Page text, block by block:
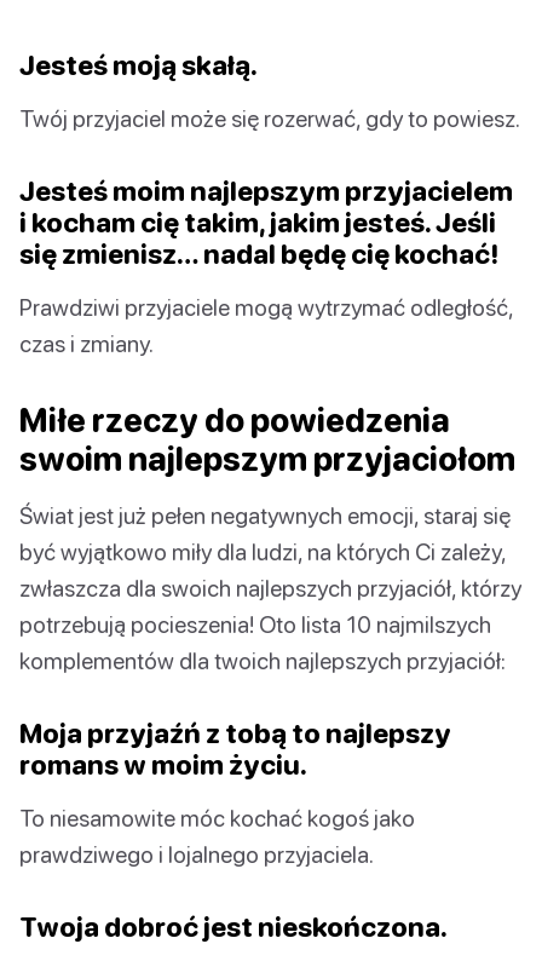
Jesteś moją skałą.
Twój przyjaciel może się rozerwać, gdy to powiesz.
Jesteś moim najlepszym przyjacielem
i kocham cię takim, jakim jesteś. Jeśli
się zmienisz… nadal będę cię kochać!
Prawdziwi przyjaciele mogą wytrzymać odległość,
czas i zmiany.
Miłe rzeczy do powiedzenia
swoim najlepszym przyjaciołom
Świat jest już pełen negatywnych emocji, staraj się
być wyjątkowo miły dla ludzi, na których Ci zależy,
zwłaszcza dla swoich najlepszych przyjaciół, którzy
potrzebują pocieszenia! Oto lista 10 najmilszych
komplementów dla twoich najlepszych przyjaciół:
Moja przyjaźń z tobą to najlepszy
romans w moim życiu.
To niesamowite móc kochać kogoś jako
prawdziwego i lojalnego przyjaciela.
Twoja dobroć jest nieskończona.